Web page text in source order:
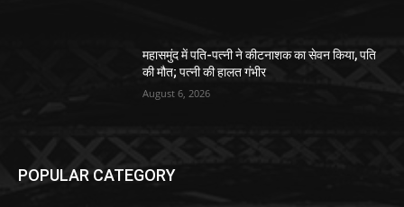
महासमुंद में पति-पत्नी ने कीटनाशक का सेवन किया, पति
की मौत; पत्नी की हालत गंभीर
August 6, 2026
POPULAR CATEGORY